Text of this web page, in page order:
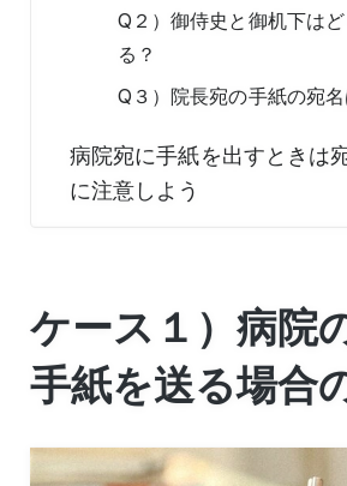
Q２）御侍史と御机下は
る？
Q３）院長宛の手紙の宛
病院宛に手紙を出すときは
に注意しよう
ケース１）病院
手紙を送る場合